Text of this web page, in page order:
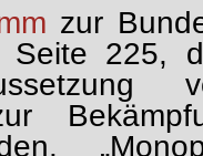
zur
Seite 225,